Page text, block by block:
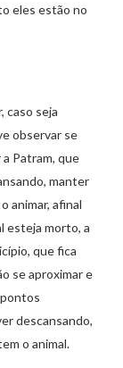
eles estão no
caso seja
observar se
Patram, que
manter
animar, afinal
esteja morto, a
que fica
se aproximar e
descansando,
o animal.